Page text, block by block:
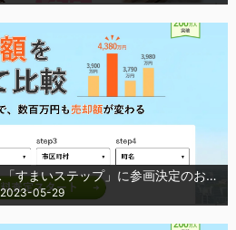
不動産売却一括査定サービス「すまいステップ」に参画決定のお知らせ
2023-05-29